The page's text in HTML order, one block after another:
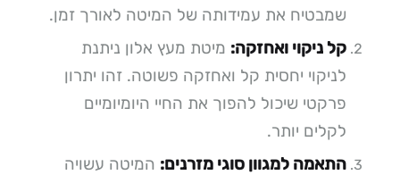
שמבטיח את עמידותה של המיטה לאורך זמן.
קל ניקוי ואחזקה: מיטת מעץ אלון ניתנת
לניקוי יחסית קל ואחזקה פשוטה. זהו יתרון
פרקטי שיכול להפוך את החיי היומיומיים
לקלים יותר.
התאמה למגוון סוגי מזרנים: המיטה עשויה